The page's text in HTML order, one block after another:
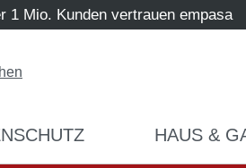
1 Mio. Kunden vertrauen empasa
HAUS &